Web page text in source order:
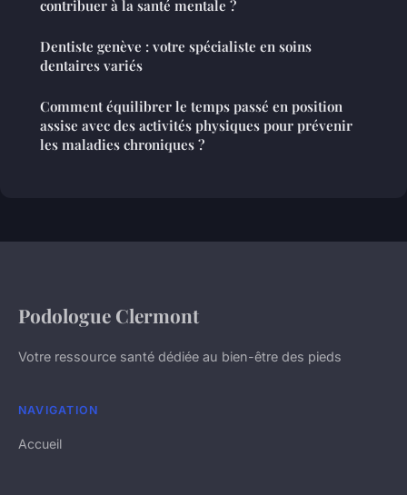
contribuer à la santé mentale ?
Dentiste genève : votre spécialiste en soins
dentaires variés
Comment équilibrer le temps passé en position
assise avec des activités physiques pour prévenir
les maladies chroniques ?
Podologue Clermont
Votre ressource santé dédiée au bien-être des pieds
NAVIGATION
Accueil